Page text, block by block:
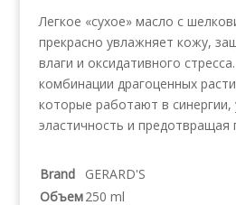
Легкое «сухое» масло с
прекрасно увлажняет кожу,
влаги и оксидативного
комбинации драгоценных
которые работают в синергии,
эластичность и предотвращая
Brand
GERARD'S
Объем250 ml